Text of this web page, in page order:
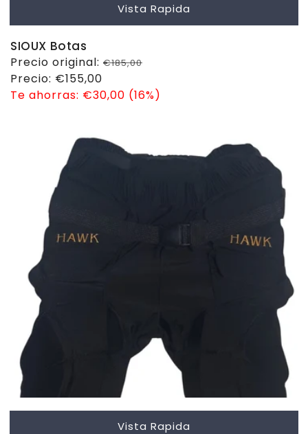
Vista Rapida
SIOUX Botas
Precio
habitual
Precio original: €185,00
Precio
de
Precio: €155,00
Te ahorras: €30,00 (16%)
Vista Rapida